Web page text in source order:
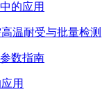
的应用
温耐受与批量检测
数指南
用